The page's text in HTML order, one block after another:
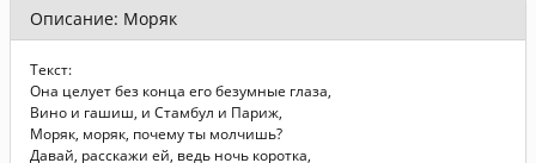
Описание: Моряк
Текст:
Она целует без конца его безумные глаза,
Вино и гашиш, и Стамбул и Париж,
Моряк, моряк, почему ты молчишь?
Давай, расскажи ей, ведь ночь коротка,